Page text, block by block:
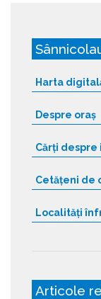
Harta
Despre oraș
Cărți despre
Cetățeni de
Localități
Articole